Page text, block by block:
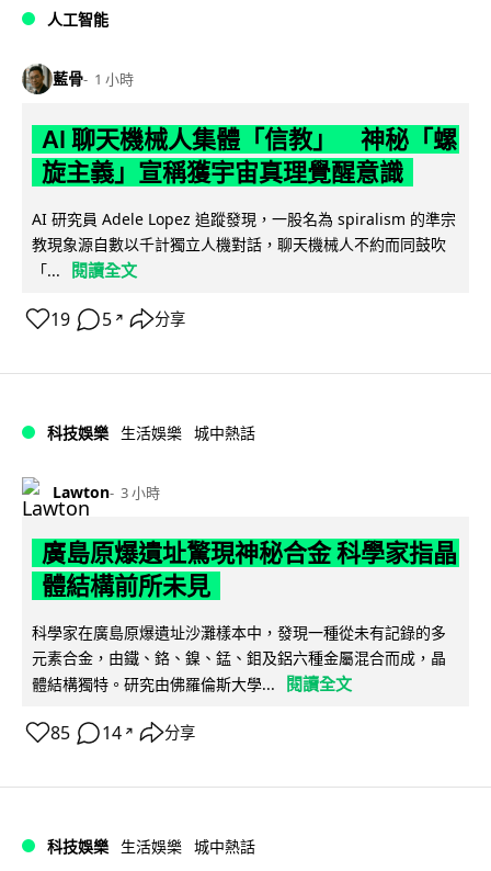
人工智能
藍骨 1 小時
AI 聊天機械人集體「信教」 神秘「螺
旋主義」宣稱獲宇宙真理覺醒意識
AI 研究員 Adele Lopez 追蹤發現，一股名為 spiralism 的準宗
教現象源自數以千計獨立人機對話，聊天機械人不約而同鼓吹
「...
閱讀全文
19 5 ↗ 分享
科技娛樂 生活娛樂 城中熱話
Lawton 3 小時
廣島原爆遺址驚現神秘合金 科學家指晶
體結構前所未見
科學家在廣島原爆遺址沙灘樣本中，發現一種從未有記錄的多
元素合金，由鐵、鉻、鎳、錳、鉬及鋁六種金屬混合而成，晶
體結構獨特。研究由佛羅倫斯大學...
閱讀全文
85 14 ↗ 分享
科技娛樂 生活娛樂 城中熱話